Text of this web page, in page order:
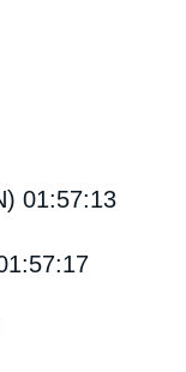
01:57:13